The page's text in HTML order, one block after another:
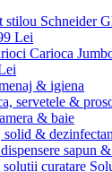
stilou Schneider
Lei
Carioca
& igiena
servetele &
& baie
solid &
sapun
curatare